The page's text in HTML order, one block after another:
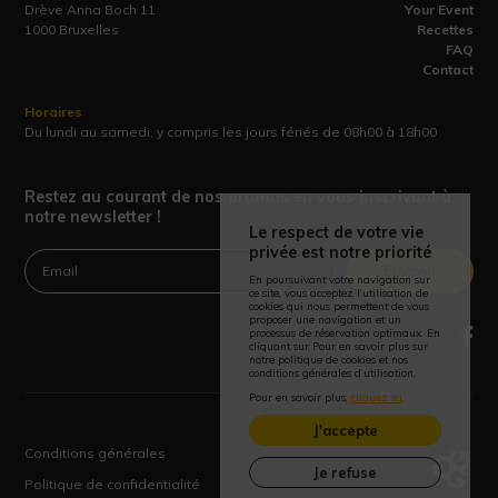
Your Event
Recettes
FAQ
Contact
Drève Anna Boch 11
1000 Bruxelles
Horaires
Du lundi au samedi, y compris les jours fériés de 08h00 à 18h00
Restez au courant de nos promos en vous inscrivant à
notre newsletter !
Conditions générales
Politique de confidentialité
Le respect de votre vie
privée est notre priorité
En poursuivant votre navigation sur
ce site, vous acceptez l’utilisation de
cookies qui nous permettent de vous
proposer une navigation et un
processus de réservation optimaux. En
cliquant sur Pour en savoir plus sur
notre politique de cookies et nos
conditions générales d’utilisation,
Pour en savoir plus, cliquez ici
J'accepte
Je refuse